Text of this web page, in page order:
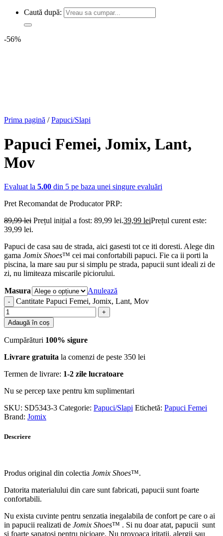
Caută după:
-56%
Prima pagină / Papuci/Slapi
Papuci Femei, Jomix, Lant,
Mov
Evaluat la 5.00 din 5 pe baza unei singure evaluări
Pret Recomandat de ProducatorPRP:
89,99lei Prețul inițial a fost: 89,99 lei.39,99 leiPrețul curent este:
39,99 lei.
Papuci de casa sau de strada, aici gasesti tot ce iti doresti. Alege din
gama Jomix Shoes™ cei mai confortabili papuci. Fie ca ii porti la
piscina, la mare sau pur si simplu pe strada, papucii sunt ideali zi de
zi, nu limiteaza miscarile piciorului.
Masura
Anulează
Cantitate Papuci Femei, Jomix, Lant, Mov
Adaugă în coș
Cumpărături 100% sigure
Livrare gratuita la comenzi de peste 350 lei
Termen de livrare: 1-2 zile lucratoare
Nu se percep taxe pentru km suplimentari
SKU: SD5343-3 Categorie: Papuci/Slapi Etichetă: Papuci Femei
Brand: Jomix
Descriere
Produs original din colectia Jomix Shoes™.
Datorita materialului din care sunt fabricati, papucii sunt foarte
confortabili.
Nu exista cuvinte pentru senzatia inegalabila de confort pe care o ai
in papucii realizati de Jomix Shoes™ . Si nu doar atat, papucii sunt
si foarte sanatosi pentru picioare. Nu provoaca iritatii, alergii sau